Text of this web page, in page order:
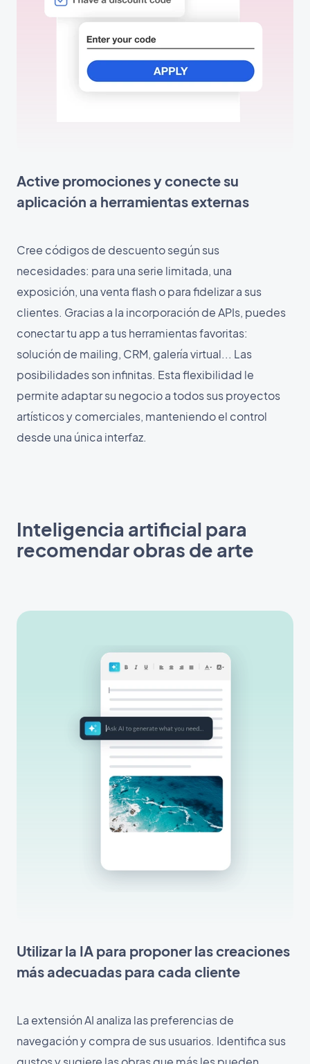
Active promociones y conecte su
aplicación a herramientas externas
Cree códigos de descuento según sus
necesidades: para una serie limitada, una
exposición, una venta flash o para fidelizar a sus
clientes. Gracias a la incorporación de APIs, puedes
conectar tu app a tus herramientas favoritas:
solución de mailing, CRM, galería virtual... Las
posibilidades son infinitas. Esta flexibilidad le
permite adaptar su negocio a todos sus proyectos
artísticos y comerciales, manteniendo el control
desde una única interfaz.
Inteligencia artificial para
recomendar obras de arte
Utilizar la IA para proponer las creaciones
más adecuadas para cada cliente
La extensión AI analiza las preferencias de
navegación y compra de sus usuarios. Identifica sus